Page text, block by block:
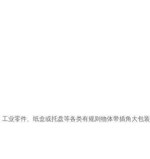
业零件、纸盒或托盘等各类有规则物体带插角大包装